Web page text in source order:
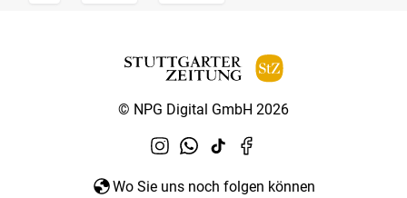
© NPG Digital GmbH 2026
Wo Sie uns noch folgen können